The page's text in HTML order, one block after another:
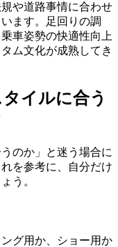
や道路事情に合わせ
ます。足回りの調
車姿勢の快適性向上
ム文化が成熟してき
イルに合う
のか」と迷う場合に
を参考に、自分だけ
う。
グ用か、ショー用か